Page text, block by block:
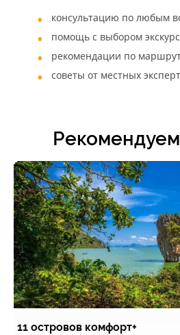
консультацию по любым
помощь с выбором
рекомендации по
советы от местных
11 островов комфорт+